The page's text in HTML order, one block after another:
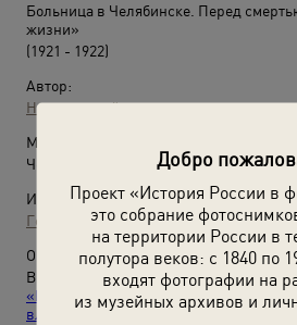
Добро
Проект «История России в
это собрание
на территории России в
полутора веков: с 1840 по
входят фотографии на
из музейных архивов и
Больница в Челябинске. Перед
жизни»
(1921 - 1922)
Автор:
Неизвестный автор
Место съемки:
Челябинская губ., г. Челябинск
Источники:
Государственный исторический
О фотографии:
Выставка
«Мы новый мир построим» ,
«Кронштадт-1921» ,«Помгол:
власти»с этим снимком.